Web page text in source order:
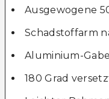
Ausgewogene
Schadstoffarm
Aluminium-
180 Grad